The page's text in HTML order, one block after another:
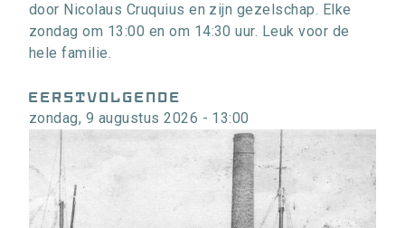
door Nicolaus Cruquius en zijn gezelschap. Elke
zondag om 13:00 en om 14:30 uur. Leuk voor de
hele familie.
EERSTVOLGENDE
zondag, 9 augustus 2026 - 13:00